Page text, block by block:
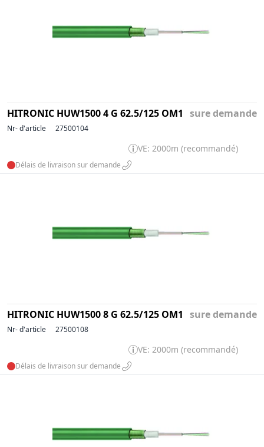
HITRONIC HUW1500 4 G 62.5/125 OM1 sure demande
Nr- d'article 27500104
VE: 2000m (recommandé)
Délais de livraison sur demande
HITRONIC HUW1500 8 G 62.5/125 OM1 sure demande
Nr- d'article 27500108
VE: 2000m (recommandé)
Délais de livraison sur demande